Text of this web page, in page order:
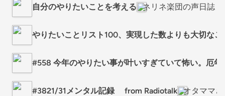
自分のやりたいことを考える ネリネ楽団の声日誌
やりたいことリスト100、実現した数よりも大切な
#558 今年のやりたい事が叶いすぎていて怖い。厄年
#3821/31メンタル記録 from Radiotalk オタママ